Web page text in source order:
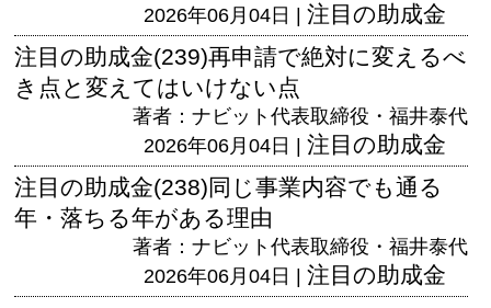
2026年06月04日 | 注目の助成金
注目の助成金(239)再申請で絶対に変えるべ
き点と変えてはいけない点
著者：ナビット代表取締役・福井泰代
2026年06月04日 | 注目の助成金
注目の助成金(238)同じ事業内容でも通る
年・落ちる年がある理由
著者：ナビット代表取締役・福井泰代
2026年06月04日 | 注目の助成金